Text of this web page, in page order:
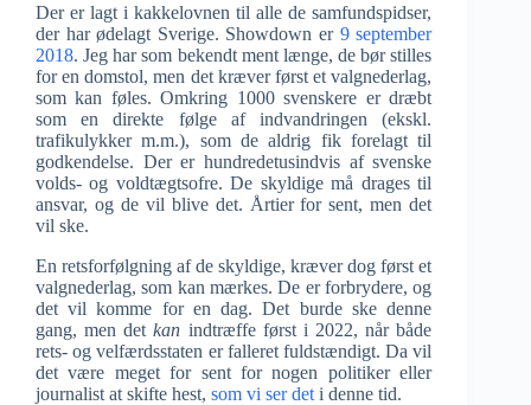
Der er lagt i kakkelovnen til alle de samfundspidser,
der har ødelagt Sverige. Showdown er 9 september
2018. Jeg har som bekendt ment længe, de bør stilles
for en domstol, men det kræver først et valgnederlag,
som kan føles. Omkring 1000 svenskere er dræbt
som en direkte følge af indvandringen (ekskl.
trafikulykker m.m.), som de aldrig fik forelagt til
godkendelse. Der er hundredetusindvis af svenske
volds- og voldtægtsofre. De skyldige må drages til
ansvar, og de vil blive det. Årtier for sent, men det
vil ske.
En retsforfølgning af de skyldige, kræver dog først et
valgnederlag, som kan mærkes. De er forbrydere, og
det vil komme for en dag. Det burde ske denne
gang, men detkan indtræffe først i 2022, når både
rets- og velfærdsstaten er falleret fuldstændigt. Da vil
det være meget for sent for nogen politiker eller
journalist at skifte hest, som vi ser det i denne tid.